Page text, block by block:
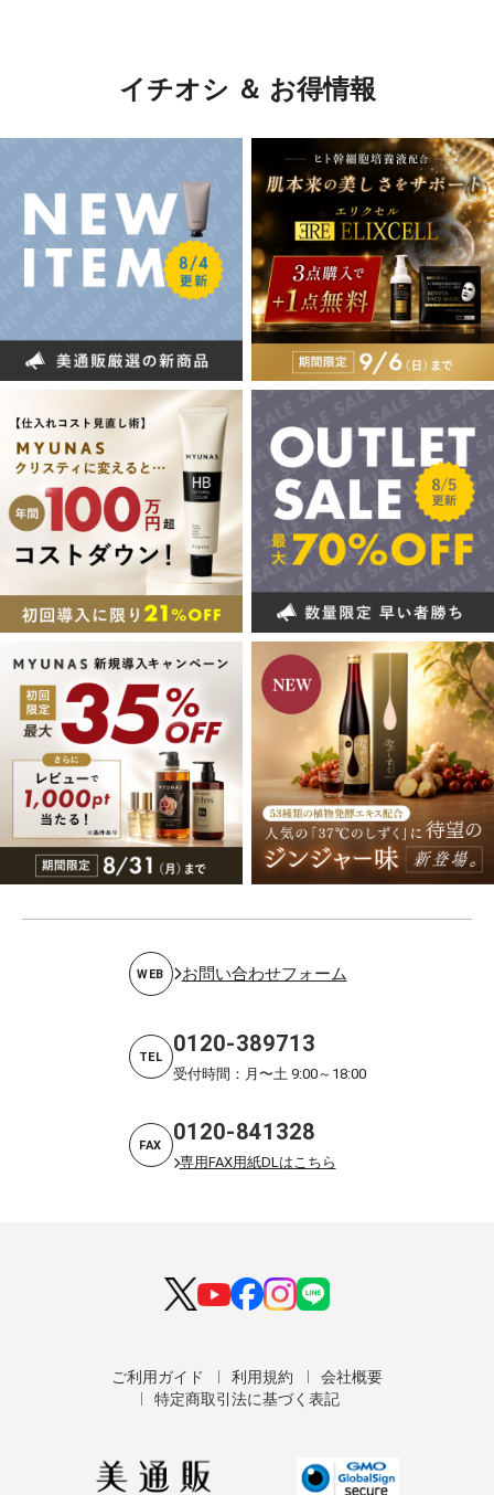
イチオシ ＆ お得情報
WEB お問い合わせフォーム
TEL 0120-389713
受付時間：月〜土 9:00～18:00
FAX 0120-841328
専用FAX用紙DLはこちら
ご利用ガイド 利用規約
会社概要
特定商取引法に基づく表記